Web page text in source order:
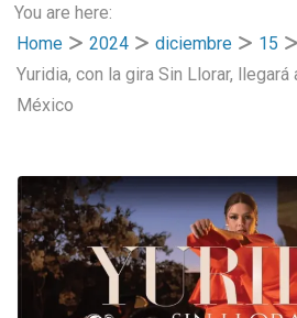
You are here:
Home
2024 diciembre
15
Yuridia, con la gira Sin Llorar,
México